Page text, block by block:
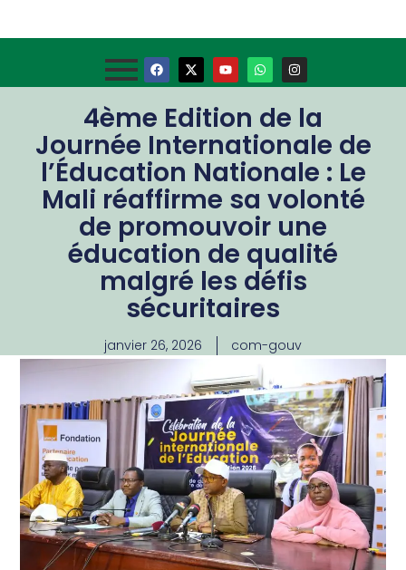
4ème Edition de la
Journée Internationale de
l’Éducation Nationale : Le
Mali réaffirme sa volonté
de promouvoir une
éducation de qualité
malgré les défis
sécuritaires
janvier 26, 2026 com-gouv